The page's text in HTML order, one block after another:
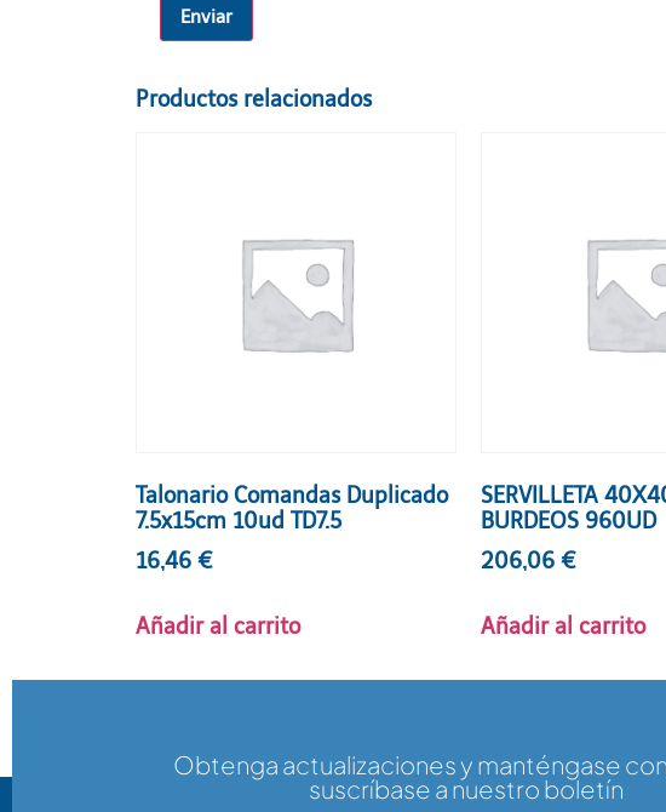
Productos relacionados
Talonario Comandas Duplicado
7.5x15cm 10ud TD7.5
16,46 €
Añadir al carrito
SERVILLETA
BURDEOS 960UD
206,06 €
Añadir al carrito
Obtenga actualizaciones y manténgase
suscríbase a nuestro boletín